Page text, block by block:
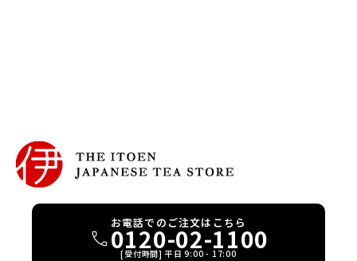
お電話でのご注文はこちら
0120-02-1100
[受付時間] 平日 9:00 - 17:00